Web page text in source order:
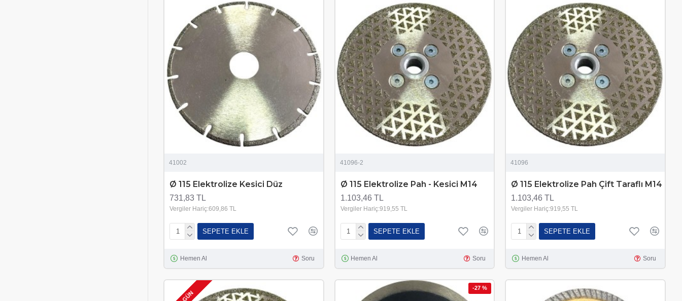
41002
Ø 115 Elektrolize Kesici Düz
731,83 TL
Vergiler Hariç:609,86 TL
SEPETE EKLE
Hemen Al Soru
41096-2
Ø 115 Elektrolize Pah - Kesici M14
1.103,46 TL
Vergiler Hariç:919,55 TL
SEPETE EKLE
Hemen Al Soru
41096
Ø 115 Elektrolize Pah Çift Taraflı M14
1.103,46 TL
Vergiler Hariç:919,55 TL
SEPETE EKLE
Hemen Al Soru
-27 %